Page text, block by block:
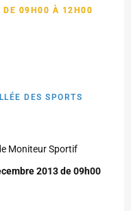
DE 09H00 À 12H00
DES SPORTS
Moniteur Sportif
2013 de 09h00